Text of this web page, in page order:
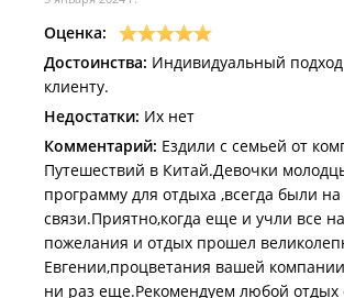
Оценка:
Достоинства: Индивидуальный
клиенту.
Недостатки: Их нет
Комментарий: Ездили с семьей от
Путешествий в Китай.Девочки
программу для отдыха ,всегда были на
связи.Приятно,когда еще и учли все
пожелания и отдых прошел
Евгении,процветания вашей
ни раз еще.Рекомендуем любой отдых